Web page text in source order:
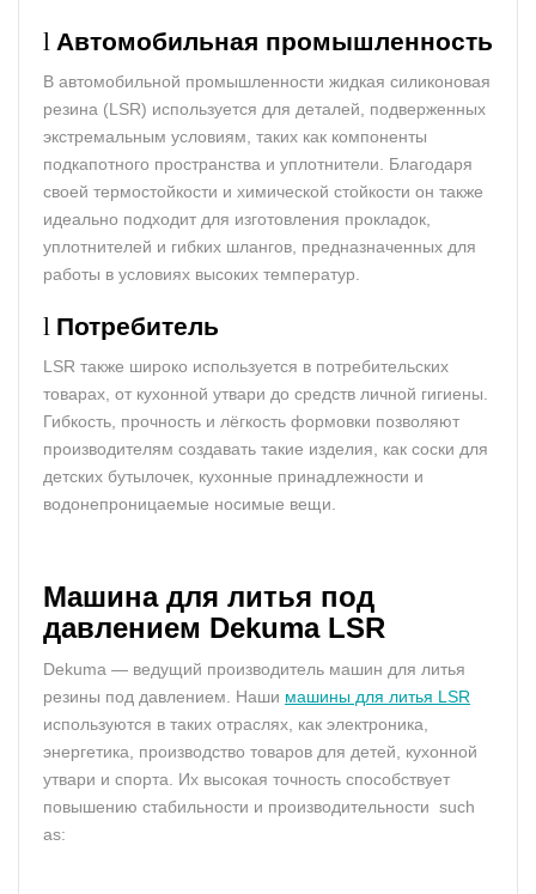
l Автомобильная промышленность
В автомобильной промышленности жидкая силиконовая
резина (LSR) используется для деталей, подверженных
экстремальным условиям, таких как компоненты
подкапотного пространства и уплотнители. Благодаря
своей термостойкости и химической стойкости он также
идеально подходит для изготовления прокладок,
уплотнителей и гибких шлангов, предназначенных для
работы в условиях высоких температур.
l Потребитель
LSR также широко используется в потребительских
товарах, от кухонной утвари до средств личной гигиены.
Гибкость, прочность и лёгкость формовки позволяют
производителям создавать такие изделия, как соски для
детских бутылочек, кухонные принадлежности и
водонепроницаемые носимые вещи.
Машина для литья под
давлением Dekuma LSR
Dekuma — ведущий производитель машин для литья
резины под давлением. Наши машины для литья LSR
используются в таких отраслях, как электроника,
энергетика, производство товаров для детей, кухонной
утвари и спорта. Их высокая точность способствует
повышению стабильности и производительности such
as: